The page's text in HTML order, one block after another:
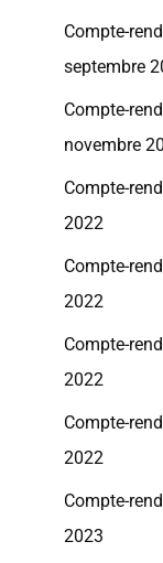
Compte-
septembre
Compte-
novembre
Compte-
2022
Compte-
2022
Compte-
2022
Compte-
2022
Compte-
2023